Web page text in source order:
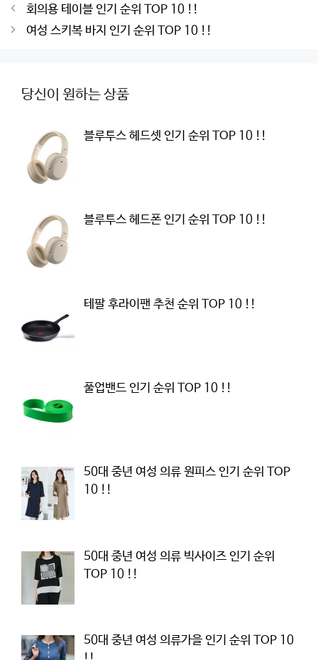
Post
navigation
회의용 테이블 인기 순위 TOP 10 !!
여성 스키복 바지 인기 순위 TOP 10 !!
당신이 원하는 상품
블루투스 헤드셋 인기 순위 TOP 10 !!
블루투스 헤드폰 인기 순위 TOP 10 !!
테팔 후라이팬 추천 순위 TOP 10 !!
풀업밴드 인기 순위 TOP 10 !!
50대 중년 여성 의류 원피스 인기 순위 TOP
10 !!
50대 중년 여성 의류 빅사이즈 인기 순위
TOP 10 !!
50대 중년 여성 의류가을 인기 순위 TOP 10